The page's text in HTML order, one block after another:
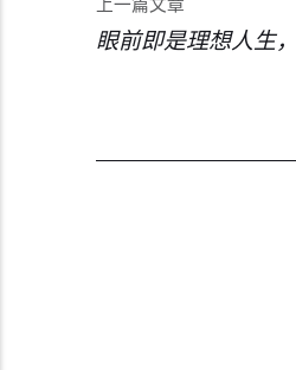
上一篇文章
眼前即是理想人生